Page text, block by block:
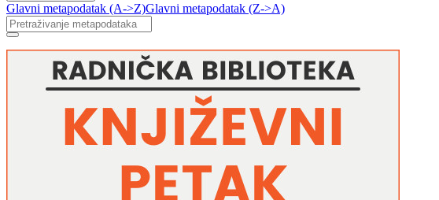
Glavni metapodatak (A->Z)Glavni metapodatak (Z->A)